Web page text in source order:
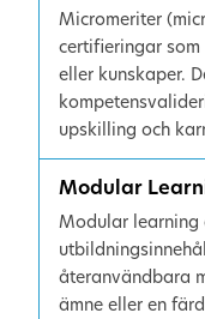
Micromeriter
certifieringar
eller kunskaper.
upskilling och
Modular
Modular
återanvändbara
ämne eller en